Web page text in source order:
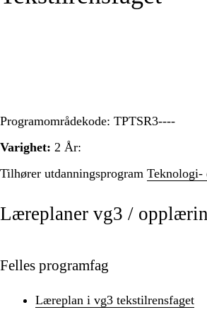
Programområdekode: TPTSR3----
Varighet: 2 År:
Tilhører utdanningsprogram Teknologi-
Læreplaner vg3 /
Felles programfag
Læreplan i vg3 tekstilrensfaget